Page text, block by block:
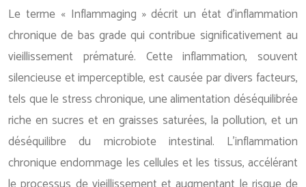
Le terme « Inflammaging » décrit un état d’inflammation
chronique de bas grade qui contribue significativement au
vieillissement prématuré. Cette inflammation, souvent
silencieuse et imperceptible, est causée par divers facteurs,
tels que le stress chronique, une alimentation déséquilibrée
riche en sucres et en graisses saturées, la pollution, et un
déséquilibre du microbiote intestinal. L’inflammation
chronique endommage les cellules et les tissus, accélérant